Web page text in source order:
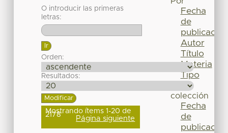
O introducir las primeras
letras:
Orden:
Resultados:
Mostrando ítems 1-20 de
2178 Página siguiente
Fecha
de
publicación
Autor
Título
Materia
Tipo
colección
Fecha
de
publicación